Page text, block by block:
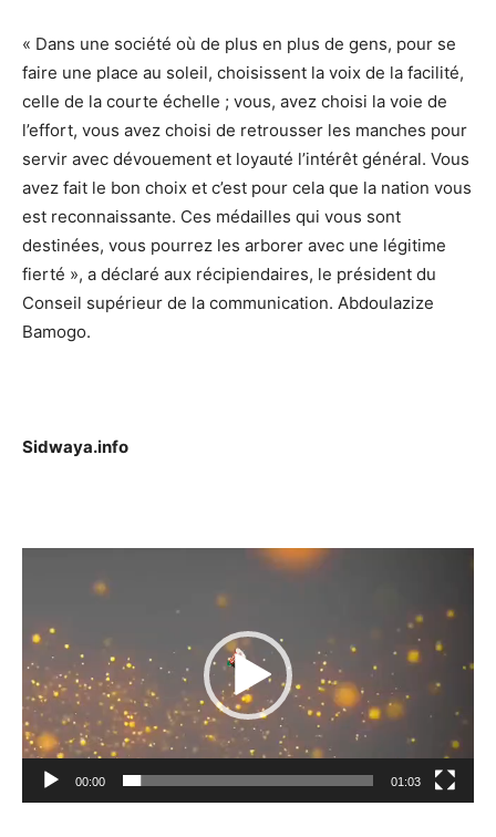
« Dans une société où de plus en plus de gens, pour se
faire une place au soleil, choisissent la voix de la facilité,
celle de la courte échelle ; vous, avez choisi la voie de
l’effort, vous avez choisi de retrousser les manches pour
servir avec dévouement et loyauté l’intérêt général. Vous
avez fait le bon choix et c’est pour cela que la nation vous
est reconnaissante. Ces médailles qui vous sont
destinées, vous pourrez les arborer avec une légitime
fierté », a déclaré aux récipiendaires, le président du
Conseil supérieur de la communication. Abdoulazize
Bamogo.
Sidwaya.info
Lecteur
00:00 01:03